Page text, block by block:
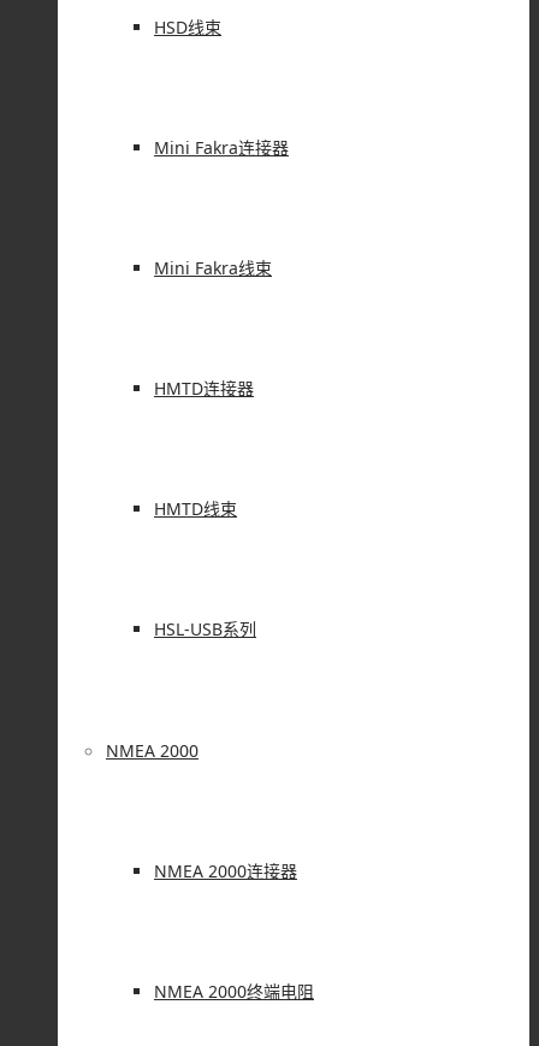
HSD线束
Mini Fakra连接器
Mini Fakra线束
HMTD连接器
HMTD线束
HSL-USB系列
NMEA 2000
NMEA 2000连接器
NMEA 2000终端电阻